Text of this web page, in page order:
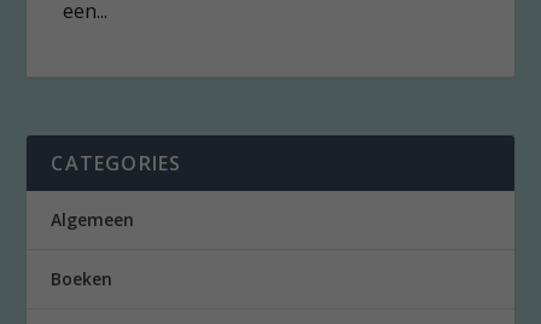
een...
CATEGORIES
Algemeen
Boeken